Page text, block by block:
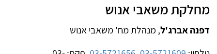
מחלקת משאבי אנוש
דפנה אברג'ל, מנהלת מח' משאבי אנוש